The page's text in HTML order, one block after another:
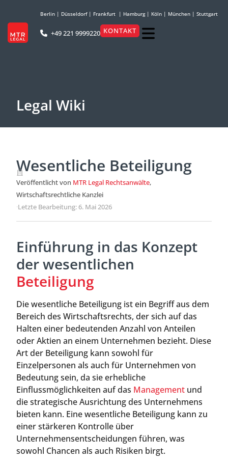
Berlin | Düsseldorf| Frankfurt | Hamburg| Köln | München | Stuttgart
+49 221 9999220 KONTAKT
Legal Wiki
Wesentliche Beteiligung
Veröffentlicht von MTR Legal Rechtsanwälte,
Wirtschaftsrechtliche Kanzlei
·Letzte Bearbeitung: 6. Mai 2026
Einführung in das Konzept
der wesentlichen
Beteiligung
Die wesentliche Beteiligung ist ein Begriff aus dem
Bereich des Wirtschaftsrechts, der sich auf das
Halten einer bedeutenden Anzahl von Anteilen
oder Aktien an einem Unternehmen bezieht. Diese
Art der Beteiligung kann sowohl für
Einzelpersonen als auch für Unternehmen von
Bedeutung sein, da sie erhebliche
Einflussmöglichkeiten auf das Management und
die strategische Ausrichtung des Unternehmens
bieten kann. Eine wesentliche Beteiligung kann zu
einer stärkeren Kontrolle über
Unternehmensentscheidungen führen, was
sowohl Chancen als auch Risiken birgt.